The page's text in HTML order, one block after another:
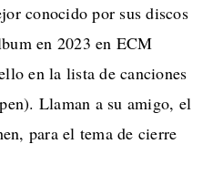
conocido por sus discos
en 2023 en ECM
en la lista de canciones
Llaman a su amigo, el
para el tema de cierre